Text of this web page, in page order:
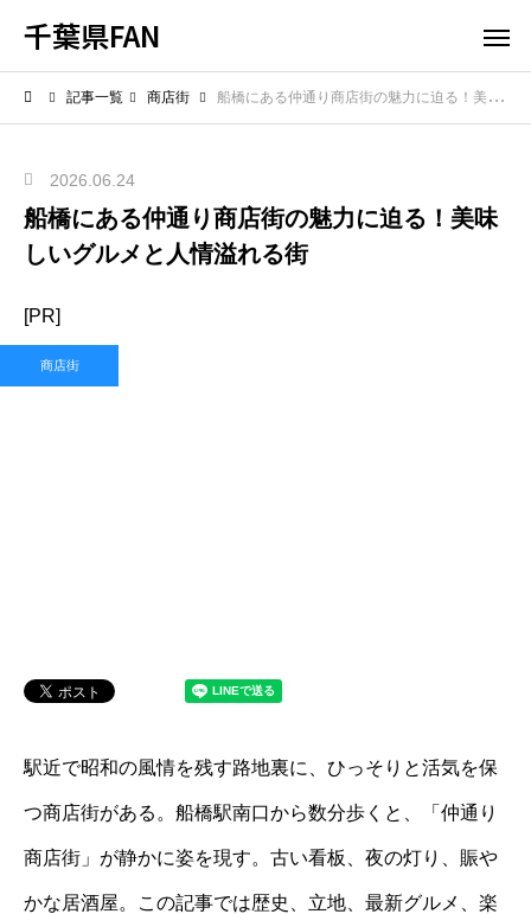
千葉県FAN
記事一覧 商店街 船橋にある仲通り商店街の魅力に迫る！美味しいグルメと人情溢れる街
2026.06.24
船橋にある仲通り商店街の魅力に迫る！美味
しいグルメと人情溢れる街
[PR]
商店街
駅近で昭和の風情を残す路地裏に、ひっそりと活気を保
つ商店街がある。船橋駅南口から数分歩くと、「仲通り
商店街」が静かに姿を現す。古い看板、夜の灯り、賑や
かな居酒屋。この記事では歴史、立地、最新グルメ、楽